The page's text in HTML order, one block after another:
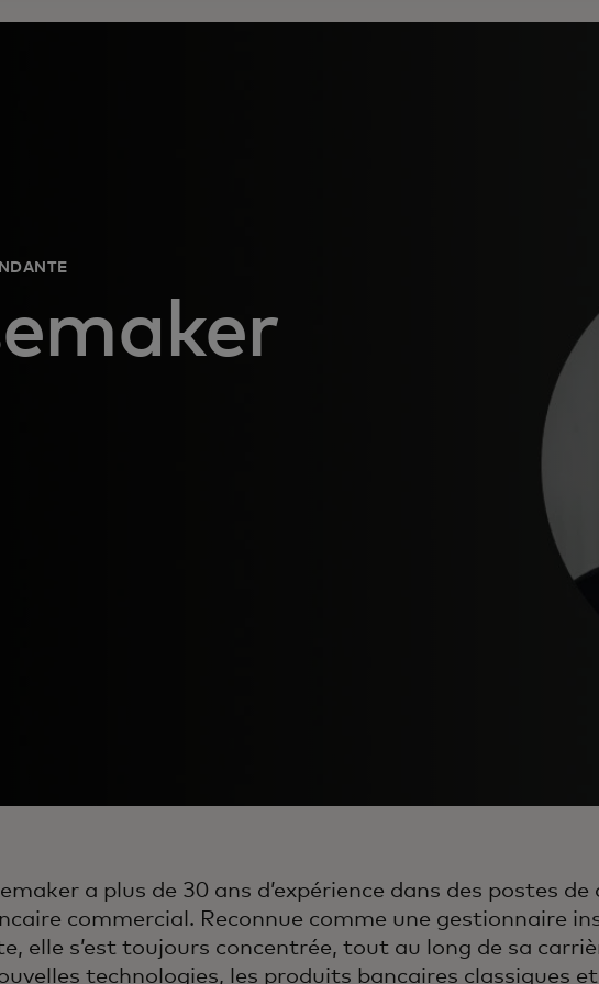
a plus de 30 ans d’expérience dans des postes
commercial. Reconnue comme une gestionnaire
elle s’est toujours concentrée, tout au long de sa
technologies, les produits bancaires classiques